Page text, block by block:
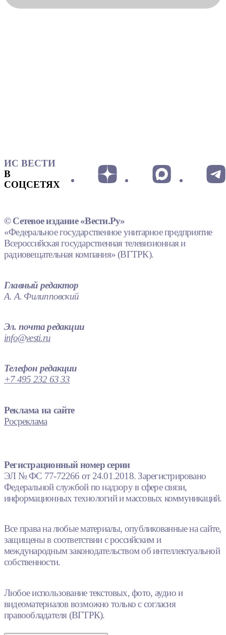
ИС ВЕСТИ
В
СОЦСЕТЯХ
© Сетевое издание «Вести.Ру»
«Федеральное государственное унитарное предприятие
Всероссийская государственная телевизионная и
радиовещательная компания» (ВГТРК).
Главный редактор
А. А. Филипповский
Эл. почта редакции
info@vesti.ru
Телефон редакции
+7 495 232 63 33
Реклама на сайте
Росреклама
Регистрационный номер серии
ЭЛ № ФС 77-72266 от 24.01.2018. Зарегистрировано
Федеральной службой по надзору в сфере связи,
информационных технологий и массовых коммуникаций.
Все права на любые материалы, опубликованные на сайте,
защищены в соответствии с российским и
международным законодательством об интеллектуальной
собственности.
Любое использование текстовых, фото, аудио и
видеоматериалов возможно только с согласия
правообладателя (ВГТРК).